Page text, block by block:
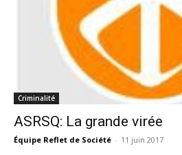
Criminalité
ASRSQ: La grande virée
Équipe Reflet de Société - 11 juin 2017